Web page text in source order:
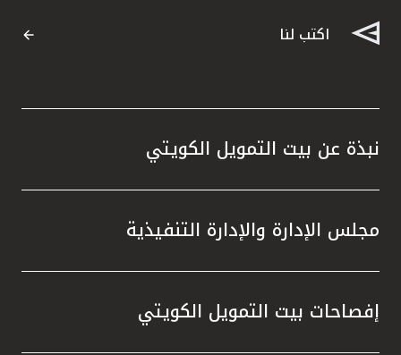
اكتب لنا
نبذة عن بيت التمويل الكويتي
مجلس الإدارة والإدارة التنفيذية
إفصاحات بيت التمويل الكويتي